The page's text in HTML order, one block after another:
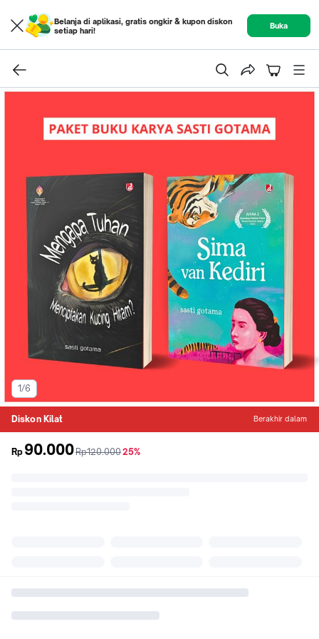
Belanja di aplikasi, gratis ongkir & kupon diskon
setiap hari!
Buka
1/6
Diskon Kilat Berakhir dalam
Rp 90.000sebelum
Rp120.000diskon
25%